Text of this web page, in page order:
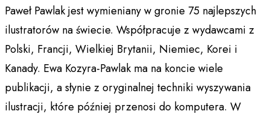
Paweł Pawlak jest wymieniany w gronie 75 najlepszych
ilustratorów na świecie. Współpracuje z wydawcami z
Polski, Francji, Wielkiej Brytanii, Niemiec, Korei i
Kanady. Ewa Kozyra-Pawlak ma na koncie wiele
publikacji, a słynie z oryginalnej techniki wyszywania
ilustracji, które później przenosi do komputera. W